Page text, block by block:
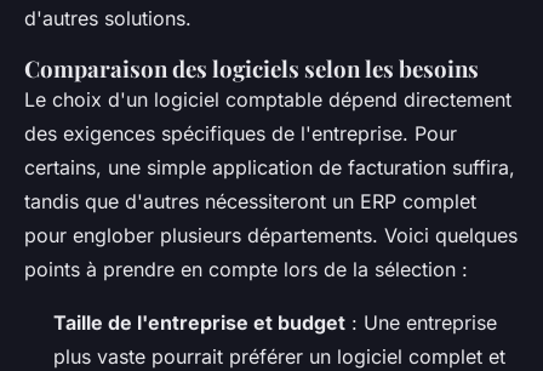
d'autres solutions.
Comparaison des logiciels selon les besoins
Le choix d'un logiciel comptable dépend directement
des exigences spécifiques de l'entreprise. Pour
certains, une simple application de facturation suffira,
tandis que d'autres nécessiteront un ERP complet
pour englober plusieurs départements. Voici quelques
points à prendre en compte lors de la sélection :
Taille de l'entreprise et budget : Une entreprise
plus vaste pourrait préférer un logiciel complet et